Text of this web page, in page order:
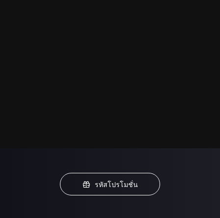
รหัสโปรโมชั่น